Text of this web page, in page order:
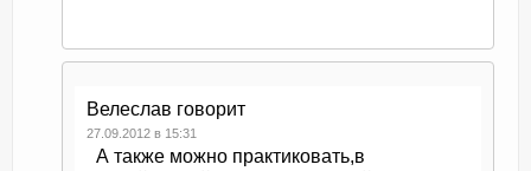
Велеслав говорит
27.09.2012 в 15:31
А также можно практиковать,в